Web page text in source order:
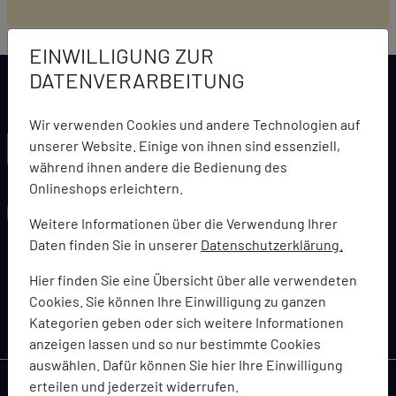
EINWILLIGUNG ZUR
DATENVERARBEITUNG
Wir verwenden Cookies und andere Technologien auf
unserer Website. Einige von ihnen sind essenziell,
während ihnen andere die Bedienung des
Onlineshops erleichtern.
Weitere Informationen über die Verwendung Ihrer
Daten finden Sie in unserer Datenschutzerklärung.
Hier finden Sie eine Übersicht über alle verwendeten
Cookies. Sie können Ihre Einwilligung zu ganzen
Kategorien geben oder sich weitere Informationen
anzeigen lassen und so nur bestimmte Cookies
auswählen. Dafür können Sie hier Ihre Einwilligung
erteilen und jederzeit widerrufen.
LARCA NEWSLETTER
Bleiben Sie immer topaktuell informiert über Angebote,
Coupons und Gutscheinaktionen